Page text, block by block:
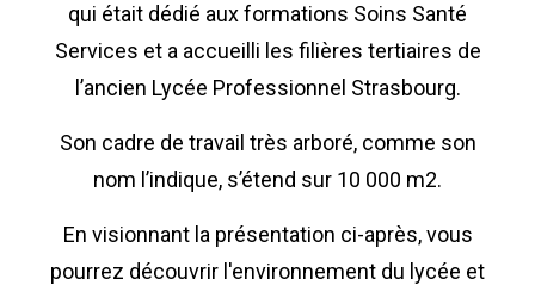
qui était dédié aux formations Soins Santé
Services et a accueilli les filières tertiaires de
l’ancien Lycée Professionnel Strasbourg.
Son cadre de travail très arboré, comme son
nom l’indique, s’étend sur 10 000 m2.
En visionnant la présentation ci-après, vous
pourrez découvrir l'environnement du lycée et